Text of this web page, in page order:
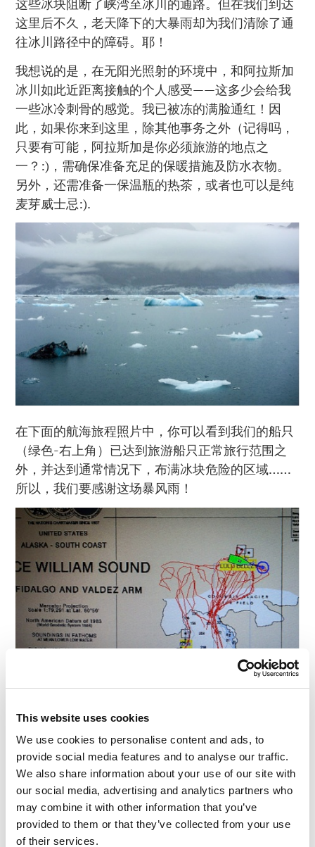
This website uses cookies
We use cookies to personalise content and ads, to
provide social media features and to analyse our traffic.
We also share information about your use of our site with
our social media, advertising and analytics partners who
may combine it with other information that you’ve
provided to them or that they’ve collected from your use
of their services.
这些冰块阻断了峡湾至冰川的通路。但在我们到达
这里后不久，老天降下的大暴雨却为我们清除了通
往冰川路径中的障碍。耶！
我想说的是，在无阳光照射的环境中，和阿拉斯加
冰川如此近距离接触的个人感受——这多少会给我
一些冰冷刺骨的感觉。我已被冻的满脸通红！因
此，如果你来到这里，除其他事务之外（记得吗，
只要有可能，阿拉斯加是你必须旅游的地点之
一？:)，需确保准备充足的保暖措施及防水衣物。
另外，还需准备一保温瓶的热茶，或者也可以是纯
麦芽威士忌:).
在下面的航海旅程照片中，你可以看到我们的船只
（绿色-右上角）已达到旅游船只正常旅行范围之
外，并达到通常情况下，布满冰块危险的区域……
所以，我们要感谢这场暴风雨！